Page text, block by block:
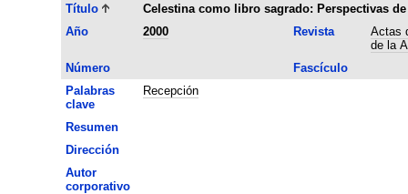
Título
Celestina como libro sagrado: Perspectivas
Año
2000 Revista
Actas
de la
Número
Fascículo
Palabras
clave
Recepción
Resumen
Dirección
Autor
corporativo